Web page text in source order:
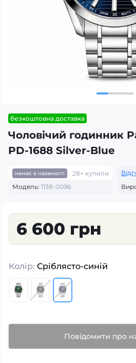
безкоштовна доставка
Чоловічий годинник
PD-1688 Silver-Blue
немає в наявності 28+ купили
Модель: 1138-0096
6 600 грн
Колір: Сріблясто-синій
Повідомити про